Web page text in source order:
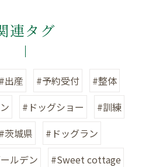
連タグ
#出産 #予約受付
#整体
#ドッグショー
#訓練
#茨城県
#ドッグラン
ルデン
#Sweet cottage